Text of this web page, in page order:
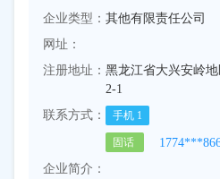
企业类型： 其他有限责任公司
网址：
注册地址： 黑龙江省大兴安岭
2-1
联系方式：
手机 1
固话
企业简介：